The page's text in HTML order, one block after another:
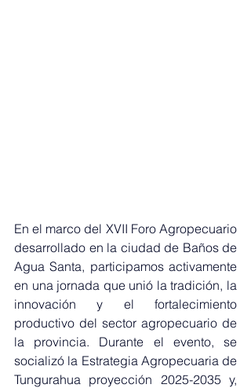
En el marco del XVII Foro Agropecuario
desarrollado en la ciudad de Baños de
Agua Santa, participamos activamente
en una jornada que unió la tradición, la
innovación y el fortalecimiento
productivo del sector agropecuario de
la provincia. Durante el evento, se
socializó la Estrategia Agropecuaria de
Tungurahua proyección 2025-2035 y,